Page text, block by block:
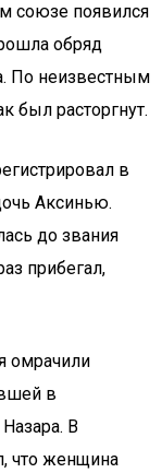
союзе появился
обряд
По неизвестным
был расторгнут.
в
Аксинью.
до звания
прибегал,
омрачили
в
В
что женщина